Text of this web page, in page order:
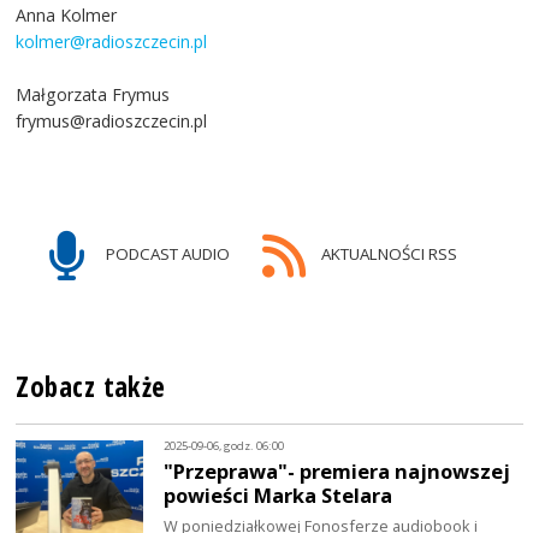
Anna Kolmer
kolmer@radioszczecin.pl
Małgorzata Frymus
frymus@radioszczecin.pl
PODCAST AUDIO AKTUALNOŚCI RSS
Zobacz także
2025-09-06, godz. 06:00
"Przeprawa"- premiera najnowszej
powieści Marka Stelara
W poniedziałkowej Fonosferze audiobook i